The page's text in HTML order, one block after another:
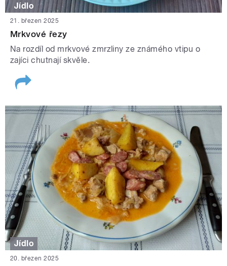
Jídlo
21. březen 2025
Mrkvové řezy
Na rozdíl od mrkvové zmrzliny ze známého vtipu o
zajíci chutnají skvěle.
Jídlo
20. březen 2025